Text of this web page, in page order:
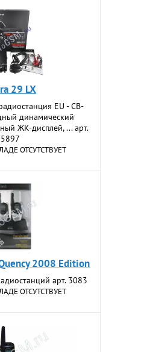
29 LX
EU - CB-
динамический
ЖК-дисплей, ... арт.
5897
ОТСУТСТВУЕТ
2008 Edition
арт. 3083
ОТСУТСТВУЕТ